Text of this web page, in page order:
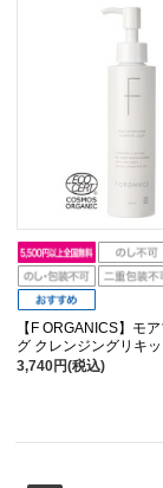
【F ORGANICS】モ
グ クレンジングリキ
3,740円(税込)